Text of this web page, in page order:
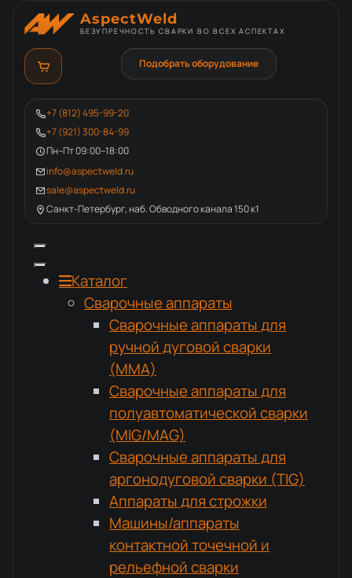
AspectWeld
БЕЗУПРЕЧНОСТЬ СВАРКИ ВО ВСЕХ АСПЕКТАХ
+7 (812) 495-99-20
+7 (921) 300-84-99
Пн–Пт 09:00–18:00
info@aspectweld.ru
sale@aspectweld.ru
Санкт-Петербург, наб. Обводного канала 150 к1
Подобрать оборудование
Каталог
Сварочные аппараты
Сварочные аппараты для
ручной дуговой сварки
(MMA)
Сварочные аппараты для
полуавтоматической сварки
(MIG/MAG)
Сварочные аппараты для
аргонодуговой сварки (TIG)
Аппараты для строжки
Машины/аппараты
контактной точечной и
рельефной сварки